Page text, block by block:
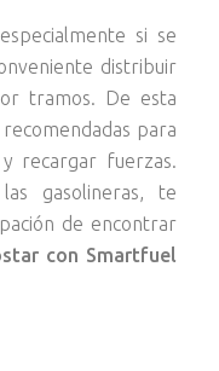
si se
distribuir
tramos. De esta
para
recargar fuerzas.
gasolineras, te
de encontrar
con Smartfuel